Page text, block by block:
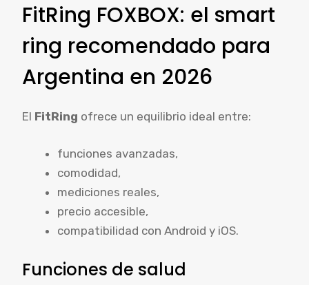
FitRing FOXBOX: el smart
ring recomendado para
Argentina en 2026
El FitRing ofrece un equilibrio ideal entre:
funciones avanzadas,
comodidad,
mediciones reales,
precio accesible,
compatibilidad con Android y iOS.
Funciones de salud